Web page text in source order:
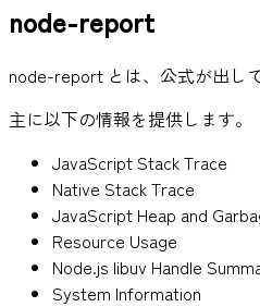
node-report
node-report とは、公式が出し
主に以下の情報を提供します。
JavaScript Stack Trace
Native Stack Trace
JavaScript Heap and
Resource Usage
Node.js libuv Handle
System Information